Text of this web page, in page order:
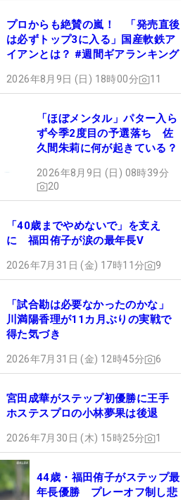
プロからも絶賛の嵐！ 「発売直後
は必ずトップ3に入る」国産軟鉄ア
イアンとは？ #週間ギアランキング
2026年8月9日 (日) 18時00分 11
「ほぼメンタル」パター入ら
ず今季2度目の予選落ち 佐
久間朱莉に何が起きている？
2026年8月9日 (日) 08時39分
20
「40歳までやめないで」を支え
に 福田侑子が涙の最年長V
2026年7月31日 (金) 17時11分 9
「試合勘は必要なかったのかな」
川満陽香理が11カ月ぶりの実戦で
得た気づき
2026年7月31日 (金) 12時45分 6
宮田成華がステップ初優勝に王手
ホステスプロの小林夢果は後退
2026年7月30日 (木) 15時25分 1
44歳・福田侑子がステップ最
年長優勝 プレーオフ制し悲